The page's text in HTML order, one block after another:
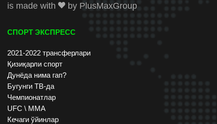
is made with
by PlusMaxGroup
СПОРТ ЭКСПРЕСС
2021-2022 трансферлари
Қизиқарли спорт
Дунёда нима гап?
Бугунги ТВ-да
Чемпионатлар
UFC \ ММА
Кечаги ўйинлар